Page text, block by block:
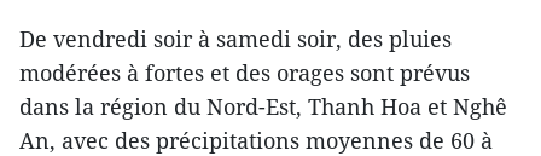
De vendredi soir à samedi soir, des pluies
modérées à fortes et des orages sont prévus
dans la région du Nord-Est, Thanh Hoa et Nghê
An, avec des précipitations moyennes de 60 à